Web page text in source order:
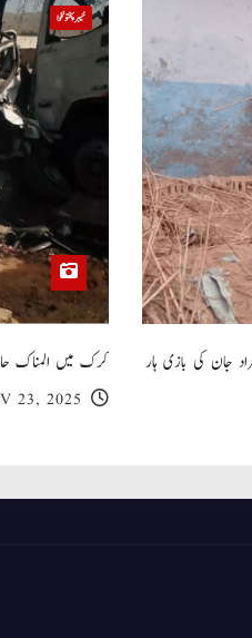
گھر کی چھت گرنے کا سانحہ: 5 افراد جان کی بازی ہار
خیبر پختونخوا
کرک میں المناک حادثہ: 6 افراد جاں
23, 2025